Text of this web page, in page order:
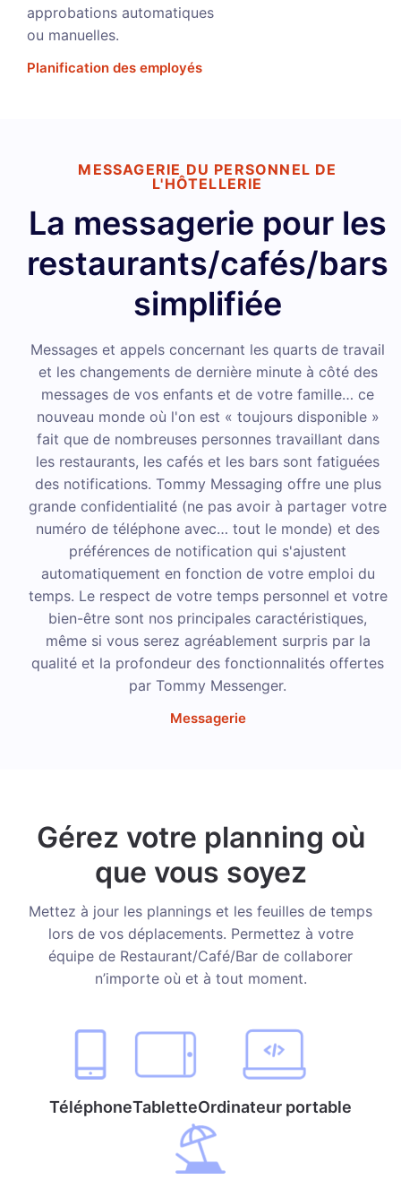
approbations automatiques
ou manuelles.
Planification des employés
MESSAGERIE DU PERSONNEL DE
L'HÔTELLERIE
La messagerie pour les
restaurants/cafés/bars
simplifiée
Messages et appels concernant les quarts de travail
et les changements de dernière minute à côté des
messages de vos enfants et de votre famille… ce
nouveau monde où l'on est « toujours disponible »
fait que de nombreuses personnes travaillant dans
les restaurants, les cafés et les bars sont fatiguées
des notifications. Tommy Messaging offre une plus
grande confidentialité (ne pas avoir à partager votre
numéro de téléphone avec… tout le monde) et des
préférences de notification qui s'ajustent
automatiquement en fonction de votre emploi du
temps. Le respect de votre temps personnel et votre
bien-être sont nos principales caractéristiques,
même si vous serez agréablement surpris par la
qualité et la profondeur des fonctionnalités offertes
par Tommy Messenger.
Messagerie
Gérez votre planning où
que vous soyez
Mettez à jour les plannings et les feuilles de temps
lors de vos déplacements. Permettez à votre
équipe de Restaurant/Café/Bar de collaborer
n’importe où et à tout moment.
TéléphoneTabletteOrdinateur portable